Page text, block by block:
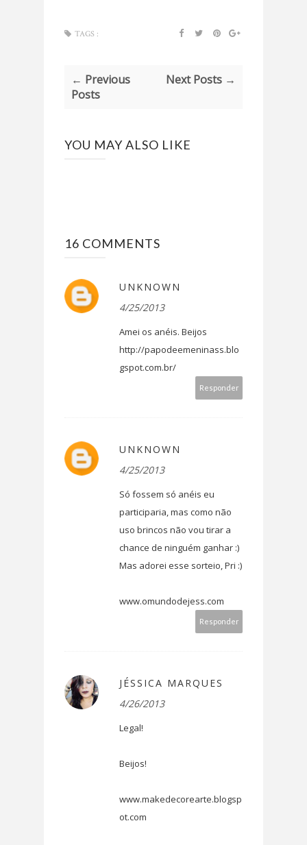
TAGS :
← Previous
Posts
Next Posts →
YOU MAY ALSO LIKE
16 COMMENTS
UNKNOWN
4/25/2013
Amei os anéis. Beijos
http://papodeemeninass.blo
gspot.com.br/
Responder
UNKNOWN
4/25/2013
Só fossem só anéis eu
participaria, mas como não
uso brincos não vou tirar a
chance de ninguém ganhar :)
Mas adorei esse sorteio, Pri :)
www.omundodejess.com
Responder
JÉSSICA MARQUES
4/26/2013
Legal!
Beijos!
www.makedecorearte.blogsp
ot.com